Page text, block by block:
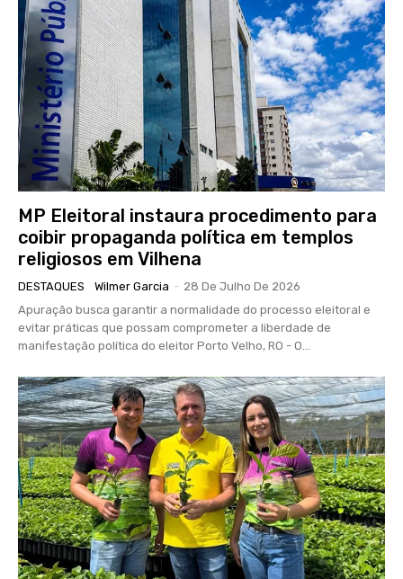
MP Eleitoral instaura procedimento para
coibir propaganda política em templos
religiosos em Vilhena
DESTAQUES Wilmer Garcia - 28 De Julho De 2026
Apuração busca garantir a normalidade do processo eleitoral e
evitar práticas que possam comprometer a liberdade de
manifestação política do eleitor Porto Velho, RO - O...